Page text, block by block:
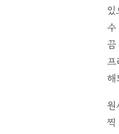
있
수
끔
프
해
원
찍